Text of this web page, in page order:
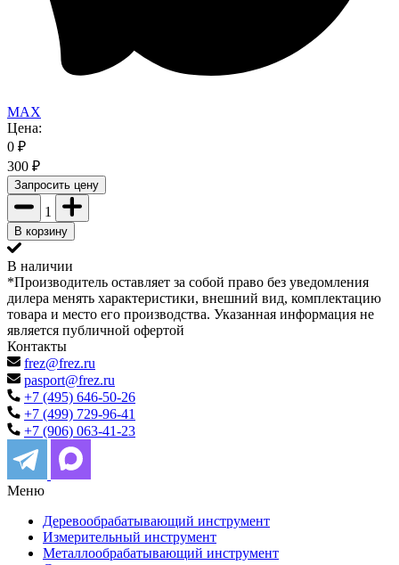
MAX
Цена:
0 ₽
300 ₽
Запросить цену
1
В корзину
В наличии
*Производитель оставляет за собой право без уведомления
дилера менять характеристики, внешний вид, комплектацию
товара и место его производства. Указанная информация не
является публичной офертой
Контакты
frez@frez.ru
pasport@frez.ru
+7 (495) 646-50-26
+7 (499) 729-96-41
+7 (906) 063-41-23
Меню
Деревообрабатывающий инструмент
Измерительный инструмент
Металлообрабатывающий инструмент